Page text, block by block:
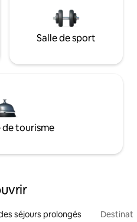
Salle de sport
de tourisme
séjours prolongés